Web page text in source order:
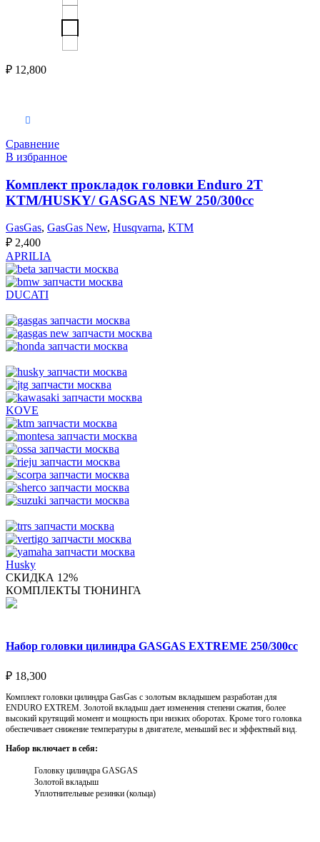
₽ 12,800
Сравнение
В избранное
Комплект прокладок головки Enduro 2T
KTM/HUSKY/ GASGAS NEW 250/300cc
GasGas, GasGas New, Husqvarna, KTM
₽ 2,400
APRILIA
DUCATI
KOVE
Husky
СКИДКА 12%
КОМПЛЕКТЫ ТЮНИНГА
Набор головки цилиндра GASGAS EXTREME 250/300cc
₽ 18,300
Комплект головки цилиндра GasGas с золотым вкладышем разработан для
ENDURO EXTREM. Золотой вкладыш дает изменения степени сжатия, более
высокий крутящий момент и мощность при низких оборотах. Кроме того головка
обеспечивает снижение температуры в двигателе, меньший вес и эффектный вид.
Набор включает в себя:
Головку цилиндра GASGAS
Золотой вкладыш
Уплотнительные резинки (кольца)